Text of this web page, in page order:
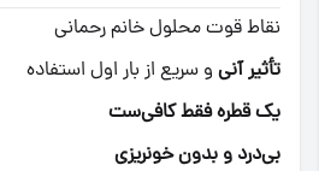
نقاط قوت محلول خانم رحمانی
تأثیر آنی و سریع از بار اول استفاده
یک قطره فقط کافی‌ست
بی‌درد و بدون خونریزی